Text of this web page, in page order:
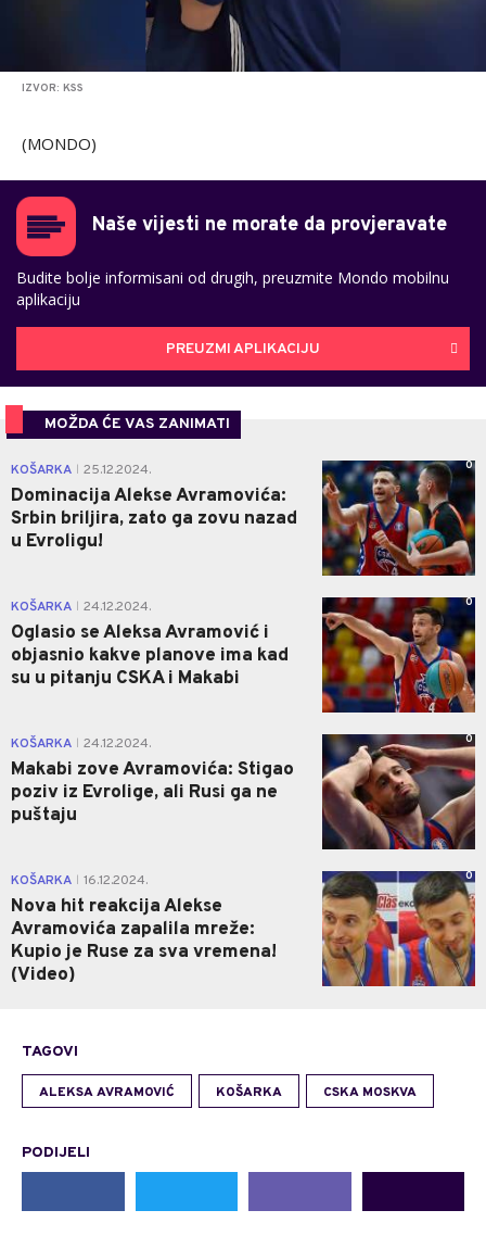
IZVOR: KSS
(MONDO)
Naše vijesti ne morate da provjeravate
Budite bolje informisani od drugih, preuzmite Mondo mobilnu
aplikaciju
PREUZMI APLIKACIJU
MOŽDA ĆE VAS ZANIMATI
KOŠARKA 25.12.2024.
Dominacija Alekse Avramovića:
Srbin briljira, zato ga zovu nazad
u Evroligu!
0
KOŠARKA 24.12.2024.
Oglasio se Aleksa Avramović i
objasnio kakve planove ima kad
su u pitanju CSKA i Makabi
0
KOŠARKA 24.12.2024.
Makabi zove Avramovića: Stigao
poziv iz Evrolige, ali Rusi ga ne
puštaju
0
KOŠARKA 16.12.2024.
Nova hit reakcija Alekse
Avramovića zapalila mreže:
Kupio je Ruse za sva vremena!
(Video)
0
TAGOVI
ALEKSA AVRAMOVIĆ KOŠARKA CSKA MOSKVA
PODIJELI